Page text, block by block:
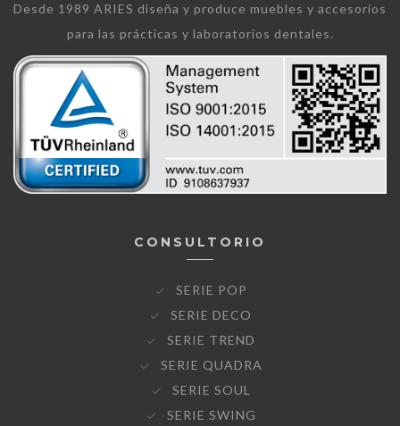
Desde 1989 ARIES diseña y produce muebles y accesorios
para las prácticas y laboratorios dentales.
CONSULTORIO
SERIE POP
SERIE DECO
SERIE TREND
SERIE QUADRA
SERIE SOUL
SERIE SWING